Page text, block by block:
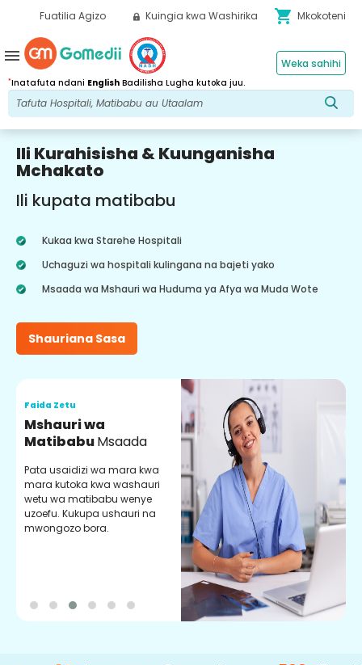
Fuatilia Agizo Kuingia kwa Washirika shopping_cart Mkokoteni
*Inatafuta ndani English Badilisha Lugha kutoka juu.
Weka sahihi
menu
Ili Kurahisisha & Kuunganisha
Mchakato
Ili kupata matibabu
Kukaa kwa Starehe Hospitali
Uchaguzi wa hospitali kulingana na bajeti yako
Msaada wa Mshauri wa Huduma ya Afya wa Muda Wote
Shauriana Sasa
Faida Zetu
Mshauri wa
MatibabuMsaada
Pata usaidizi wa mara kwa
mara kutoka kwa washauri
wetu wa matibabu wenye
uzoefu. Kukupa ushauri na
mwongozo bora.